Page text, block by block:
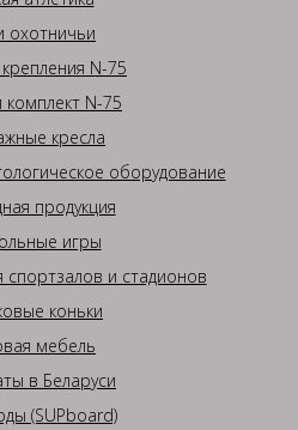
охотничьи
N-75
N-75
кресла
оборудование
продукция
игры
и стадионов
коньки
мебель
в Беларуси
(SUPboard)